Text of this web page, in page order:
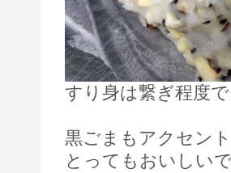
すり身は繋ぎ程度
黒ごまもアクセン
とってもおいしい